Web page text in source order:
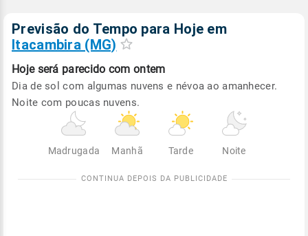
Previsão do Tempo para Hoje em
Itacambira (MG)
Hoje será parecido com ontem
Dia de sol com algumas nuvens e névoa ao amanhecer.
Noite com poucas nuvens.
Madrugada Manhã Tarde Noite